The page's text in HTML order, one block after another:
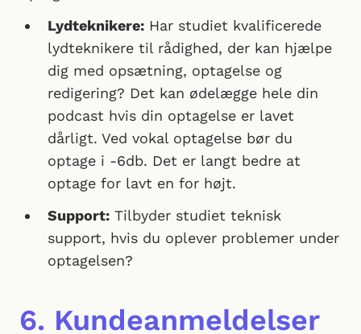
Lydteknikere: Har studiet kvalificerede
lydteknikere til rådighed, der kan hjælpe
dig med opsætning, optagelse og
redigering? Det kan ødelægge hele din
podcast hvis din optagelse er lavet
dårligt. Ved vokal optagelse bør du
optage i -6db. Det er langt bedre at
optage for lavt en for højt.
Support: Tilbyder studiet teknisk
support, hvis du oplever problemer under
optagelsen?
6. Kundeanmeldelser